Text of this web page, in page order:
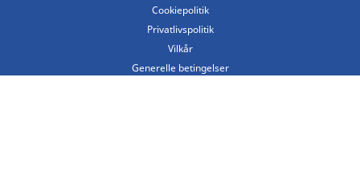
Cookiepolitik
Privatlivspolitik
Vilkår
Generelle betingelser